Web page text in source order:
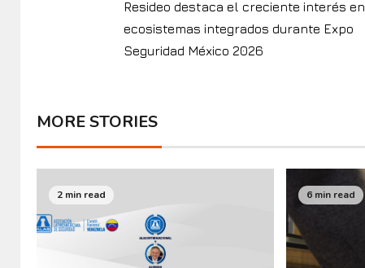
Resideo destaca el creciente interés en
ecosistemas integrados durante Expo
Seguridad México 2026
MORE STORIES
2 min read 6 min read